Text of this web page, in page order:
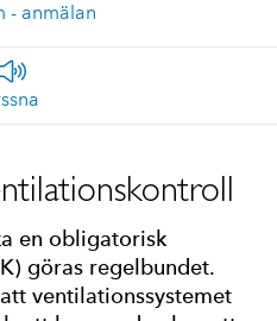
- anmälan
en obligatorisk
göras regelbundet.
ventilationssystemet